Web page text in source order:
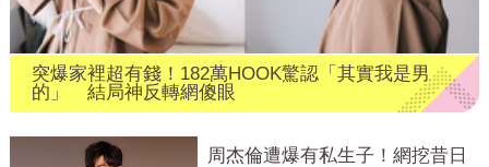
突爆家裡超有錢！182萬HOOK驚認「其實我是男
的」 結局神反轉網傻眼
周杰倫遭爆有私生子！網挖昔日